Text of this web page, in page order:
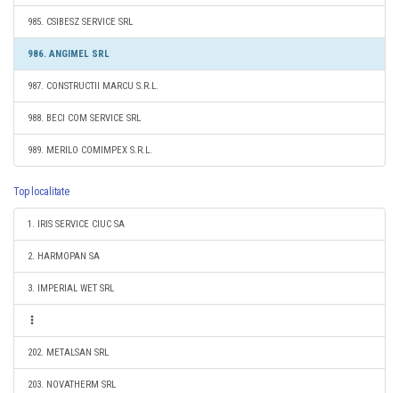
985. CSIBESZ SERVICE SRL
986. ANGIMEL SRL
987. CONSTRUCTII MARCU S.R.L.
988. BECI COM SERVICE SRL
989. MERILO COMIMPEX S.R.L.
Top localitate
1. IRIS SERVICE CIUC SA
2. HARMOPAN SA
3. IMPERIAL WET SRL
202. METALSAN SRL
203. NOVATHERM SRL